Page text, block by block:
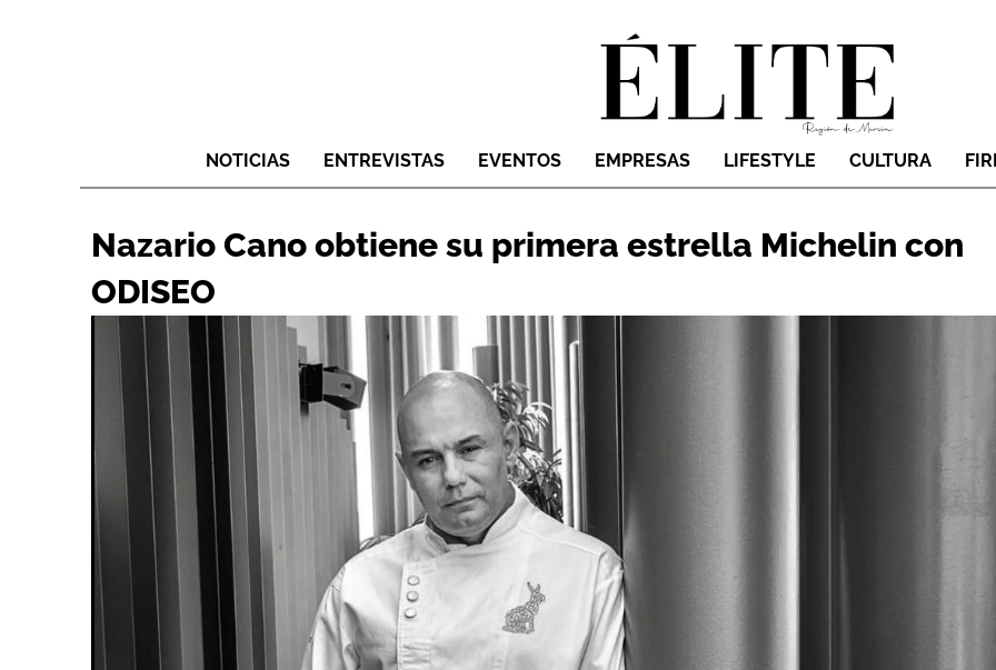
NOTICIAS ENTREVISTAS EVENTOS EMPRESAS LIFESTYLE CULTURA
Nazario Cano obtiene su primera estrella Michelin con
ODISEO